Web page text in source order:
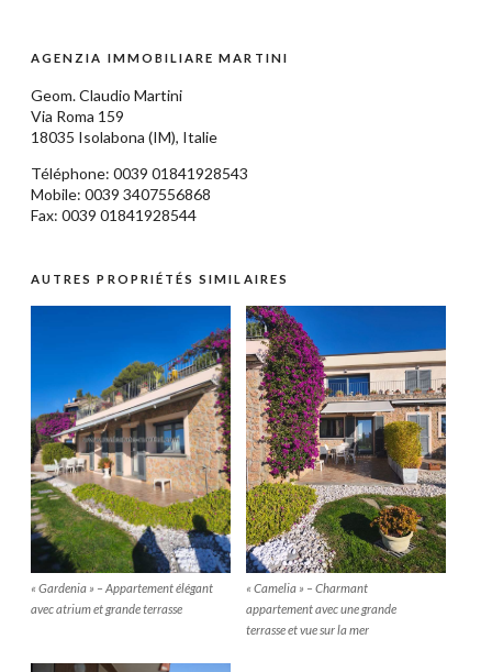
AGENZIA IMMOBILIARE MARTINI
Geom.Claudio Martini
Via Roma 159
18035 Isolabona (IM), Italie
Téléphone: 0039 01841928543
Mobile: 0039 3407556868
Fax: 0039 01841928544
AUTRES PROPRIÉTÉS SIMILAIRES
« Gardenia » – Appartement élégant
avec atrium et grande terrasse
« Camelia » – Charmant
appartement avec une grande
terrasse et vue sur la mer